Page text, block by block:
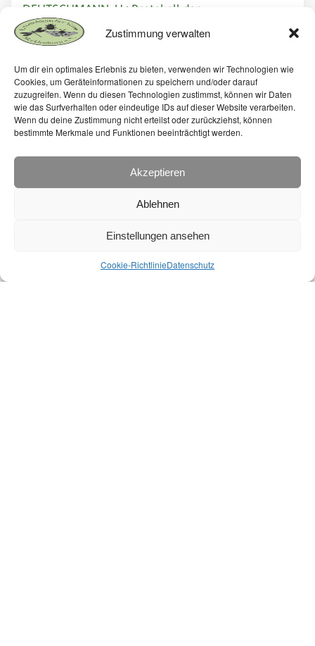
Zustimmung verwalten
Um dir ein optimales Erlebnis zu bieten, verwenden wir Technologien wie
Cookies, um Geräteinformationen zu speichern und/oder darauf
zuzugreifen. Wenn du diesen Technologien zustimmst, können wir Daten
wie das Surfverhalten oder eindeutige IDs auf dieser Website verarbeiten.
Wenn du deine Zustimmung nicht erteilst oder zurückziehst, können
bestimmte Merkmale und Funktionen beeinträchtigt werden.
Akzeptieren
Ablehnen
Einstellungen ansehen
Cookie-RichtlinieDatenschutz
DEUTSCHMANN, U.: Protokoll der
Jahreshauptversammlung des Entomologischen
Vereins Mecklenburg e. V. am 24.02.2018
DEUTSCHMANN, U.: Jahresplan 2019
Virgo - Die Vereinszeitschrift